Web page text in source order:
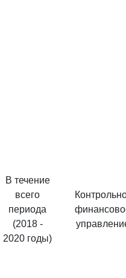
В течение
всего
периода
(2018 -
2020 годы)